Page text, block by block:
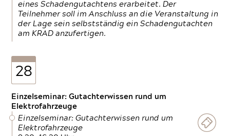
eines Schadengutachtens erarbeitet. Der
Teilnehmer soll im Anschluss an die Veranstaltung in
der Lage sein selbstständig ein Schadengutachten
am KRAD anzufertigen.
28
Einzelseminar: Gutachterwissen rund um
Elektrofahrzeuge
Einzelseminar: Gutachterwissen rund um
Elektrofahrzeuge